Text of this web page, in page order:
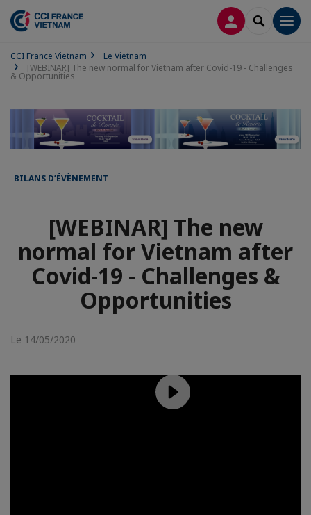
CONNEXION
CCI France Vietnam
Le Vietnam
[WEBINAR] The new normal for Vietnam after Covid-19 - Challenges
& Opportunities
BILANS D’ÉVÈNEMENT
[WEBINAR] The new
normal for Vietnam after
Covid-19 - Challenges &
Opportunities
Le 14/05/2020